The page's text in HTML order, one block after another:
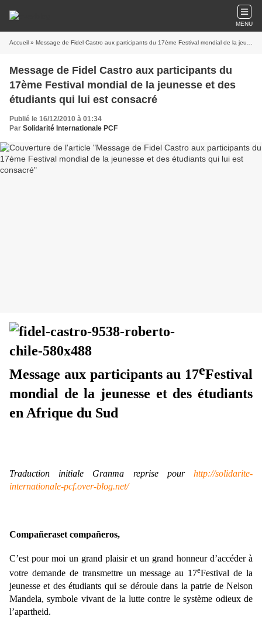
MENU
Accueil » Message de Fidel Castro aux participants du 17ème Festival mondial de la jeunesse et des étudiants qui lui est consacré
Message de Fidel Castro aux participants du
17ème Festival mondial de la jeunesse et des
étudiants qui lui est consacré
Publié le 16/12/2010 à 01:34
Par Solidarité Internationale PCF
Message aux participants au 17eFestival
mondial de la jeunesse et des étudiants
en Afrique du Sud
Traduction initiale Granma reprise pour http://solidarite-
internationale-pcf.over-blog.net/
Compañeraset compañeros,
C’est pour moi un grand plaisir et un grand honneur d’accéder à
votre demande de transmettre un message au 17eFestival de la
jeunesse et des étudiants qui se déroule dans la patrie de Nelson
Mandela, symbole vivant de la lutte contre le système odieux de
l’apartheid.